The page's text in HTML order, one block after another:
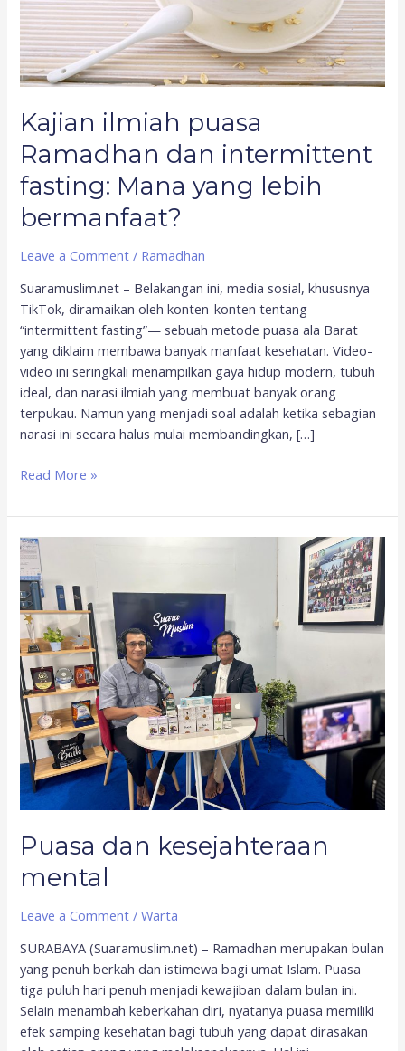
Kajian ilmiah puasa
Ramadhan dan intermittent
fasting: Mana yang lebih
bermanfaat?
Leave a Comment / Ramadhan
Suaramuslim.net – Belakangan ini, media sosial, khususnya
TikTok, diramaikan oleh konten-konten tentang
“intermittent fasting”— sebuah metode puasa ala Barat
yang diklaim membawa banyak manfaat kesehatan. Video-
video ini seringkali menampilkan gaya hidup modern, tubuh
ideal, dan narasi ilmiah yang membuat banyak orang
terpukau. Namun yang menjadi soal adalah ketika sebagian
narasi ini secara halus mulai membandingkan, […]
yang
lebih
bermanfaat?
Read More »
Puasa dan kesejahteraan
mental
Leave a Comment /Warta
SURABAYA (Suaramuslim.net) – Ramadhan merupakan bulan
yang penuh berkah dan istimewa bagi umat Islam. Puasa
tiga puluh hari penuh menjadi kewajiban dalam bulan ini.
Selain menambah keberkahan diri, nyatanya puasa memiliki
efek samping kesehatan bagi tubuh yang dapat dirasakan
Puasa
dan
kesejahteraan
mental